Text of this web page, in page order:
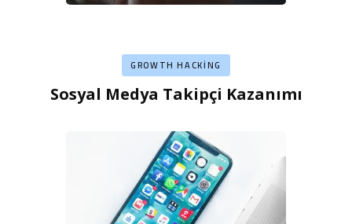
GROWTH HACKING
Sosyal Medya Takipçi Kazanımı